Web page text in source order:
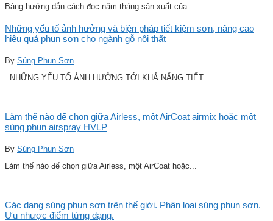
Bảng hướng dẫn cách đọc năm tháng sản xuất của...
Những yếu tố ảnh hưởng và biện pháp tiết kiệm sơn, nâng cao
hiệu quả phun sơn cho ngành gỗ nội thất
By Súng Phun Sơn
NHỮNG YẾU TỐ ẢNH HƯỞNG TỚI KHẢ NĂNG TIẾT...
Làm thế nào để chọn giữa Airless, một AirCoat airmix hoặc một
súng phun airspray HVLP
By Súng Phun Sơn
Làm thế nào để chọn giữa Airless, một AirCoat hoặc...
Các dạng súng phun sơn trên thế giới. Phân loại súng phun sơn.
Ưu nhược điểm từng dạng.